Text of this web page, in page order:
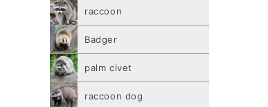
raccoon
Badger
palm civet
raccoon dog